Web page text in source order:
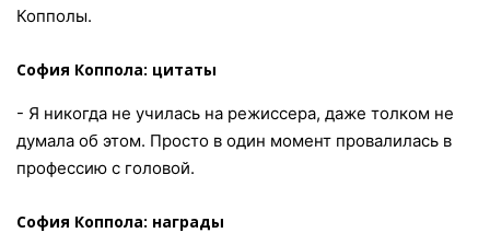
Копполы.
София Коппола: цитаты
- Я никогда не училась на режиссера, даже толком не
думала об этом. Просто в один момент провалилась в
профессию с головой.
София Коппола: награды